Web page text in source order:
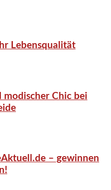
Lebensqualität
modischer Chic bei
– gewinnen